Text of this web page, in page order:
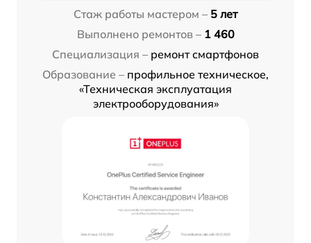
Стаж работы мастером – 5 лет
Выполнено ремонтов – 1 460
Специализация – ремонт смартфонов
Образование – профильное техническое,
«Техническая эксплуатация
электрооборудования»